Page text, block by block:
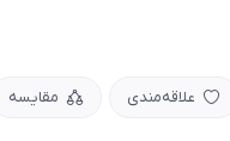
علاقه‌مندی مقایسه